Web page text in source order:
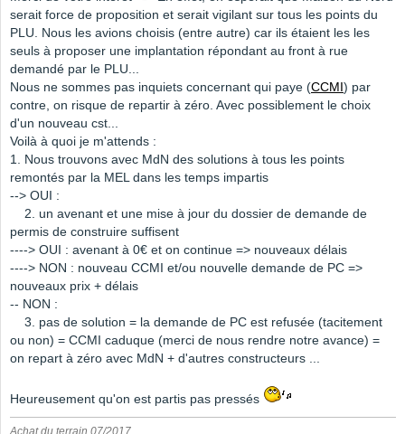
serait force de proposition et serait vigilant sur tous les points du
PLU. Nous les avions choisis (entre autre) car ils étaient les les
seuls à proposer une implantation répondant au front à rue
demandé par le PLU...
Nous ne sommes pas inquiets concernant qui paye (CCMI) par
contre, on risque de repartir à zéro. Avec possiblement le choix
d'un nouveau cst...
Voilà à quoi je m'attends :
1. Nous trouvons avec MdN des solutions à tous les points
remontés par la MEL dans les temps impartis
--> OUI :
2. un avenant et une mise à jour du dossier de demande de
permis de construire suffisent
----> OUI : avenant à 0€ et on continue => nouveaux délais
----> NON : nouveau CCMI et/ou nouvelle demande de PC =>
nouveaux prix + délais
-- NON :
3. pas de solution = la demande de PC est refusée (tacitement
ou non) = CCMI caduque (merci de nous rendre notre avance) =
on repart à zéro avec MdN + d'autres constructeurs ...
Heureusement qu'on est partis pas pressés